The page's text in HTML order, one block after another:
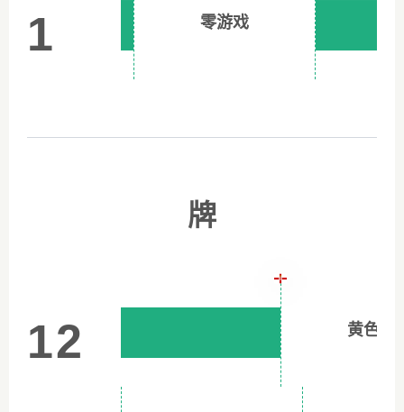
1 零游戏
牌
12 黄色的